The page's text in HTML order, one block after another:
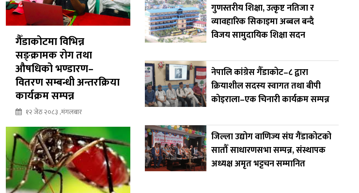
गैँडाकोटमा विभिन्न
सङ्क्रामक रोग तथा
औषधिको भण्डारण–
वितरण सम्बन्धी अन्तरक्रिया
कार्यक्रम सम्पन्न
१२ जेठ २०८३ ,मंगलबार
गुणस्तरीय शिक्षा, उत्कृष्ट नतिजा र
व्यावहारिक सिकाइमा अब्बल बन्दै
विजय सामुदायिक शिक्षा सदन
नेपालि कांग्रेस गैँडाकोट–८ द्वारा
क्रियाशील सदस्य स्वागत तथा बीपी
कोइराला–एक चिनारी कार्यक्रम सम्पन्न
जिल्ला उद्योग वाणिज्य संघ गैंडाकोटको
सातौँ साधारणसभा सम्पन्न, संस्थापक
अध्यक्ष अमृत भट्टचन सम्मानित